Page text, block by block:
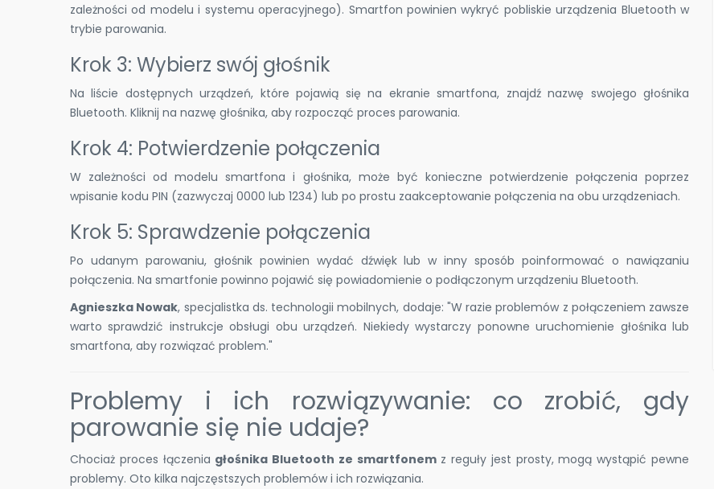
zależności od modelu i systemu operacyjnego). Smartfon powinien wykryć pobliskie urządzenia Bluetooth w
trybie parowania.
Krok 3: Wybierz swój głośnik
Na liście dostępnych urządzeń, które pojawią się na ekranie smartfona, znajdź nazwę swojego głośnika
Bluetooth. Kliknij na nazwę głośnika, aby rozpocząć proces parowania.
Krok 4: Potwierdzenie połączenia
W zależności od modelu smartfona i głośnika, może być konieczne potwierdzenie połączenia poprzez
wpisanie kodu PIN (zazwyczaj 0000 lub 1234) lub po prostu zaakceptowanie połączenia na obu urządzeniach.
Krok 5: Sprawdzenie połączenia
Po udanym parowaniu, głośnik powinien wydać dźwięk lub w inny sposób poinformować o nawiązaniu
połączenia. Na smartfonie powinno pojawić się powiadomienie o podłączonym urządzeniu Bluetooth.
Agnieszka Nowak, specjalistka ds. technologii mobilnych, dodaje: "W razie problemów z połączeniem zawsze
warto sprawdzić instrukcje obsługi obu urządzeń. Niekiedy wystarczy ponowne uruchomienie głośnika lub
smartfona, aby rozwiązać problem."
Problemy i ich rozwiązywanie: co zrobić, gdy
parowanie się nie udaje?
Chociaż proces łączenia głośnika Bluetooth ze smartfonemz reguły jest prosty, mogą wystąpić pewne
problemy. Oto kilka najczęstszych problemów i ich rozwiązania.